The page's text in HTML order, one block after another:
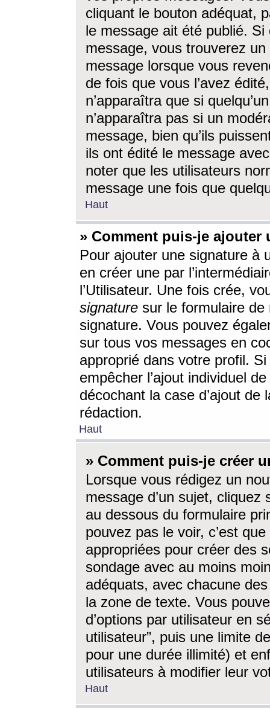
cliquant le bouton adéquat,
le message ait été publié. Si
message, vous trouverez
message lorsque vous
de fois que vous l’avez
n’apparaîtra que si
n’apparaîtra pas si un
message, bien qu’ils
ils ont édité le message
noter que les utilisateurs
message une fois que
Haut
» Comment puis-je ajouter
Pour ajouter une signature à
en créer une par
l’Utilisateur. Une fois crée,
signature sur le formulaire de
signature. Vous pouvez
sur tous vos messages en
approprié dans votre profil.
empêcher l’ajout individuel
décochant la case d’ajout
rédaction.
Haut
» Comment puis-je créer
Lorsque vous rédigez un
message d’un sujet, cliquez
au dessous du formulaire
pouvez pas le voir, c’est
appropriées pour créer des
sondage avec au moins
adéquats, avec chacune
la zone de texte. Vous
d’options par utilisateur en
utilisateur”, puis une limite
pour une durée illimité) et
utilisateurs à modifier leur
Haut